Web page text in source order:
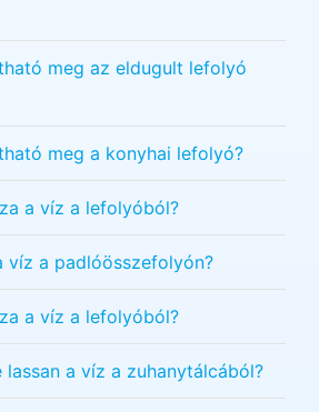
meg az eldugult lefolyó
meg a konyhai lefolyó?
a víz a lefolyóból?
víz a padlóösszefolyón?
a víz a lefolyóból?
a víz a zuhanytálcából?